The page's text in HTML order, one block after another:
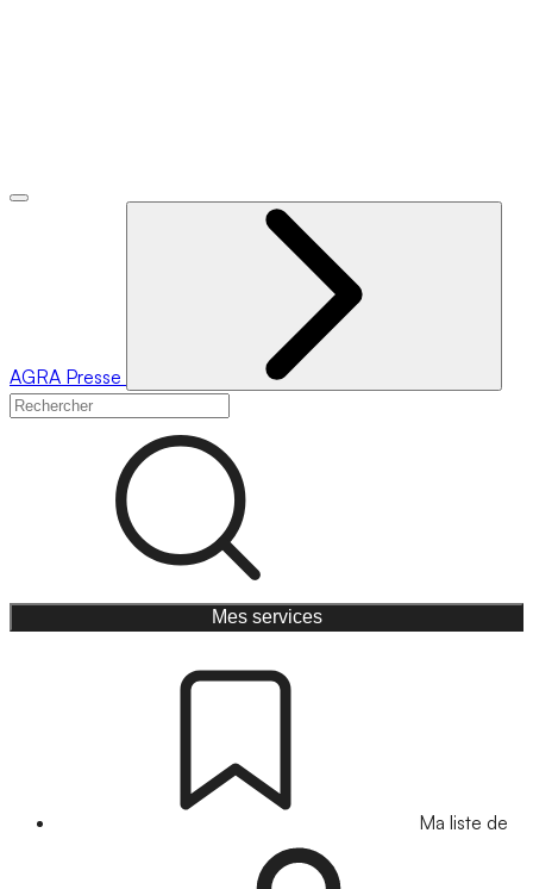
AGRA Presse
Mes services
Ma liste de